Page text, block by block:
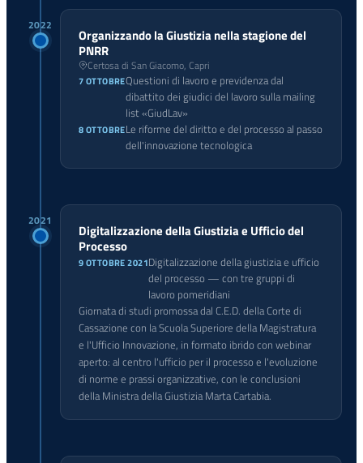
2022
Organizzando la Giustizia nella stagione del
PNRR
Certosa di San Giacomo, Capri
7 OTTOBREQuestioni di lavoro e previdenza dal
dibattito dei giudici del lavoro sulla mailing
list «GiudLav»
8 OTTOBRELe riforme del diritto e del processo al passo
dell'innovazione tecnologica
2021
Digitalizzazione della Giustizia e Ufficio del
Processo
9 OTTOBRE 2021Digitalizzazione della giustizia e ufficio
del processo — con tre gruppi di
lavoro pomeridiani
Giornata di studi promossa dal C.E.D. della Corte di
Cassazione con la Scuola Superiore della Magistratura
e l'Ufficio Innovazione, in formato ibrido con webinar
aperto: al centro l'ufficio per il processo e l'evoluzione
di norme e prassi organizzative, con le conclusioni
della Ministra della Giustizia Marta Cartabia.